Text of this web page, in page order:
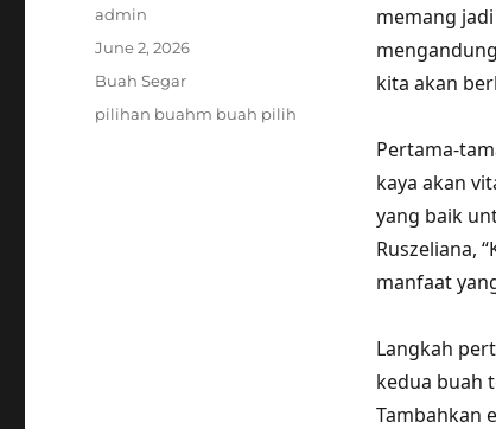
memang
kita akan
Pertama-
kaya akan
yang baik
Ruszeliana,
manfaat
Langkah
kedua buah
Tambahkan
Author
admin
Posted
June 2, 2026
Categories
Buah Segar
Tags
pilihan buahm buah pilih